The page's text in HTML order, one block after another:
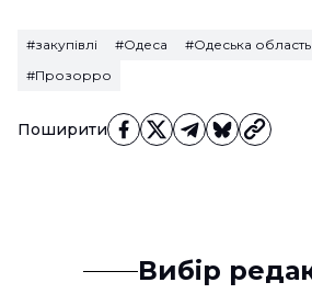
Поширити
#закупівлі #Одеса #Одеська область
#Прозорро
Вибір